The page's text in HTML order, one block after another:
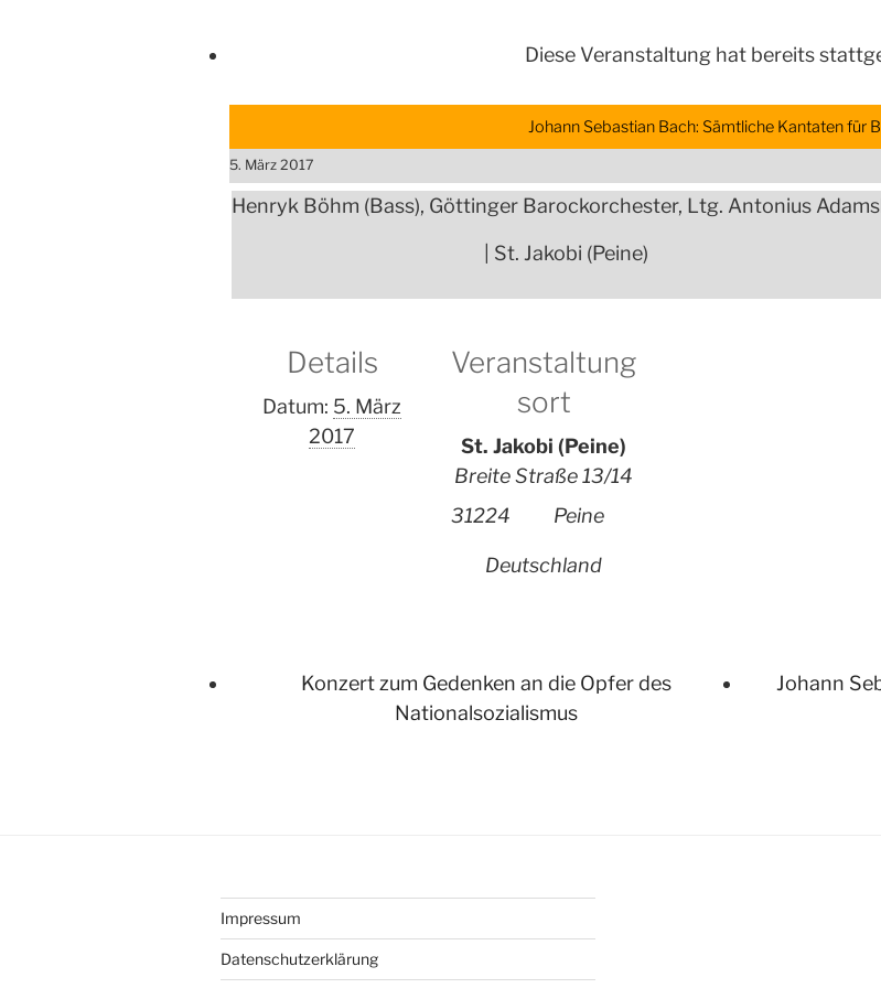
Diese Veranstaltung hat bereits
Johann Sebastian Bach: Sämtliche Kantaten für
5. März 2017
Henryk Böhm (Bass), Göttinger Barockorchester, Ltg. Antonius
| St. Jakobi (Peine)
Details
Datum: 5. März
2017
Veranstaltung
sort
St. Jakobi (Peine)
Breite Straße 13/14
Peine
31224
Deutschland
Konzert zum Gedenken an die Opfer des
Nationalsozialismus
Johann
Impressum
Datenschutzerklärung